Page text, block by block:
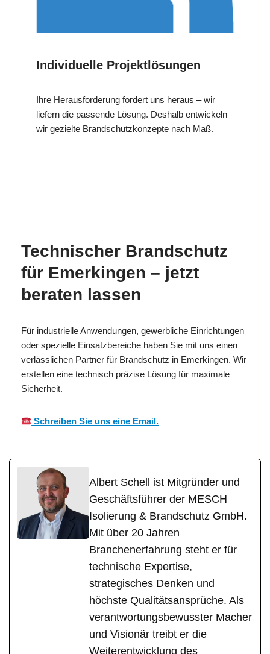
Individuelle Projektlösungen
Ihre Herausforderung fordert uns heraus – wir
liefern die passende Lösung. Deshalb entwickeln
wir gezielte Brandschutzkonzepte nach Maß.
Technischer Brandschutz
für Emerkingen – jetzt
beraten lassen
Für industrielle Anwendungen, gewerbliche Einrichtungen
oder spezielle Einsatzbereiche haben Sie mit uns einen
verlässlichen Partner für Brandschutz in Emerkingen. Wir
erstellen eine technisch präzise Lösung für maximale
Sicherheit.
Schreiben Sie uns eine Email.
Albert Schell ist Mitgründer und
Geschäftsführer der MESCH
Isolierung & Brandschutz GmbH.
Mit über 20 Jahren
Branchenerfahrung steht er für
technische Expertise,
strategisches Denken und
höchste Qualitätsansprüche. Als
verantwortungsbewusster Macher
und Visionär treibt er die
Weiterentwicklung des